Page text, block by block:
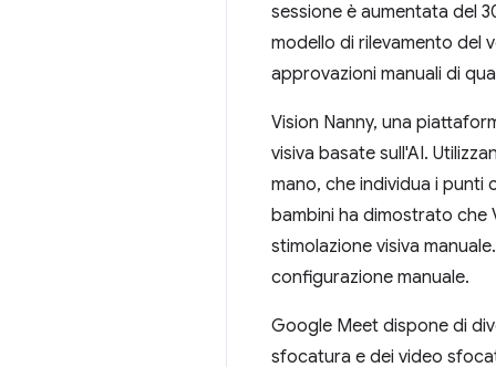
sessione è aumentata del
modello di rilevamento del
approvazioni manuali di
Vision Nanny, una
visiva basate sull'AI.
mano, che individua i punti
bambini ha dimostrato che
stimolazione visiva
configurazione manuale.
Google Meet dispone di
sfocatura e dei video